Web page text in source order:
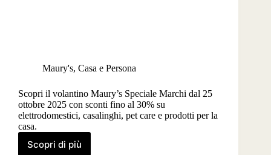
Maury's, Casa e Persona
Scopri il volantino Maury’s Speciale Marchi dal 25
ottobre 2025 con sconti fino al 30% su
elettrodomestici, casalinghi, pet care e prodotti per la
casa.
Scopri di più
Volantino